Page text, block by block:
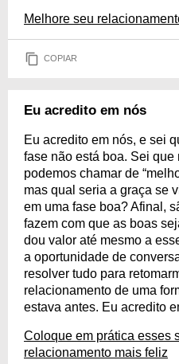
Melhore seu
COPIAR
Eu acredito em nós
Eu acredito em nós, e sei
fase não está boa. Sei que
podemos chamar de
mas qual seria a graça se
em uma fase boa? Afinal,
fazem com que as boas
dou valor até mesmo a
a oportunidade de
resolver tudo para
relacionamento de uma
estava antes. Eu acredito
Coloque em prática esses
relacionamento mais feliz